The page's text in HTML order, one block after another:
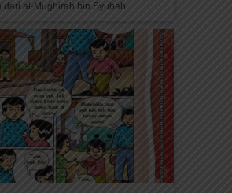
dari al-Mughirah bin Syubah...